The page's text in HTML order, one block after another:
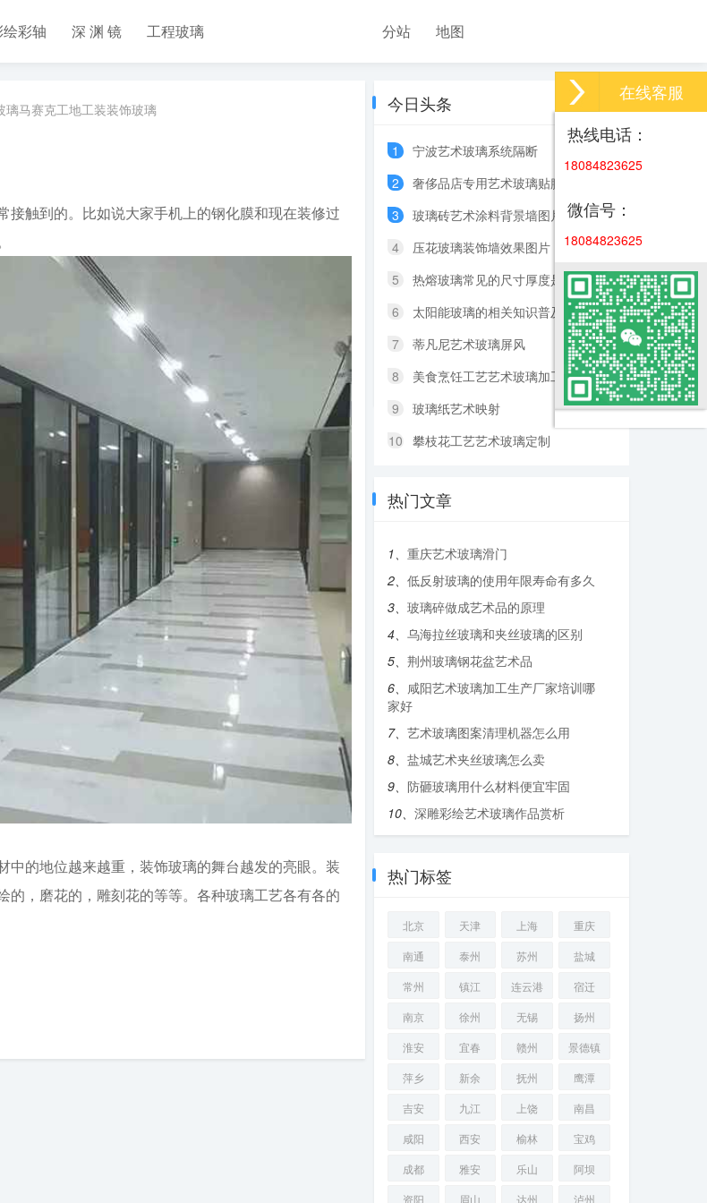
彩轴 深 渊 镜 工程玻璃 分站 地图
璃马赛克工地工装装饰玻璃
触到的。比如说大家手机上的钢化膜和现在装修过
的地位越来越重，装饰玻璃的舞台越发的亮眼。装
，磨花的，雕刻花的等等。各种玻璃工艺各有各的
今日头条
1
宁波艺术玻璃系统隔断
2
奢侈品店专用艺术玻璃贴膜
3
玻璃砖艺术涂料背景墙图片大全
4
压花玻璃装饰墙效果图片
5
热熔玻璃常见的尺寸厚度是多少？
6
太阳能玻璃的相关知识普及
7
蒂凡尼艺术玻璃屏风
8
美食烹饪工艺艺术玻璃加工生产厂家特点
9
玻璃纸艺术映射
10 攀枝花工艺艺术玻璃定制
热门文章
1、 重庆艺术玻璃滑门
2、 低反射玻璃的使用年限寿命有多久
3、 玻璃碎做成艺术品的原理
4、 乌海拉丝玻璃和夹丝玻璃的区别
5、 荆州玻璃钢花盆艺术品
6、 咸阳艺术玻璃加工生产厂家培训哪
家好
7、 艺术玻璃图案清理机器怎么用
8、 盐城艺术夹丝玻璃怎么卖
9、 防砸玻璃用什么材料便宜牢固
10、 深雕彩绘艺术玻璃作品赏析
热门标签
北京 天津 上海
重庆
南通
泰州 苏州
盐城
常州
镇江 连云港
宿迁
南京
徐州 无锡
扬州
淮安
宜春 赣州
景德镇
萍乡
新余 抚州
鹰潭
吉安
九江 上饶
南昌
咸阳
西安 榆林
宝鸡
成都
雅安 乐山
阿坝
资阳
眉山 达州 泸州
在线客服
热线电话：
18084823625
微信号：
18084823625